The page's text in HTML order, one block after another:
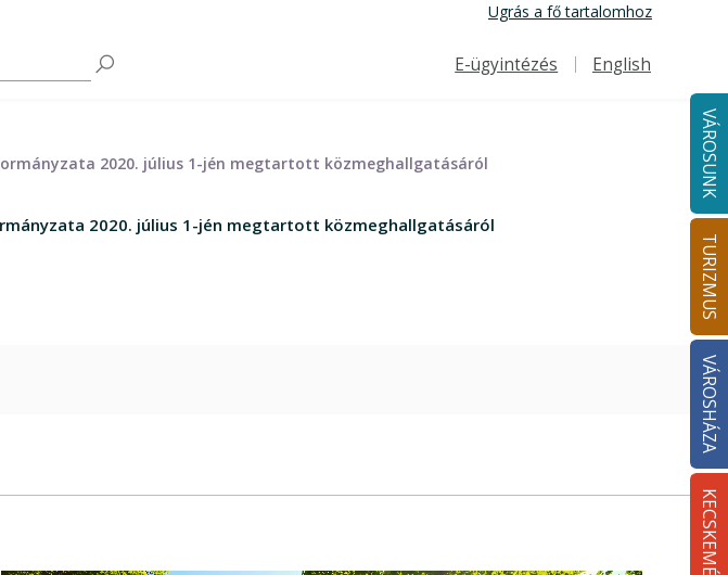
Ugrás a fő tartalomhoz
Felső navigáció
E-ügyintézés English
VÁROSUNK
TURIZMUS
VÁROSHÁZA
2020. július 1-jén megtartott közmeghallgatásáról
2020. július 1-jén megtartott közmeghallgatásáról